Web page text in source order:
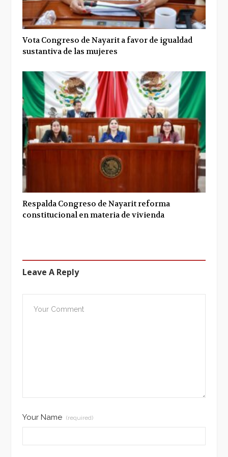
Vota Congreso de Nayarit a favor de igualdad
sustantiva de las mujeres
Respalda Congreso de Nayarit reforma
constitucional en materia de vivienda
Leave A Reply
Your Name (required)